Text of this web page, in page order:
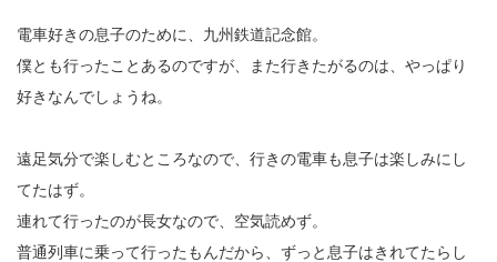
電車好きの息子のために、九州鉄道記念館。
僕とも行ったことあるのですが、また行きたがるのは、やっぱり
好きなんでしょうね。
遠足気分で楽しむところなので、行きの電車も息子は楽しみにし
てたはず。
連れて行ったのが長女なので、空気読めず。
普通列車に乗って行ったもんだから、ずっと息子はきれてたらし